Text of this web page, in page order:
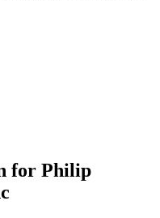
for Philip